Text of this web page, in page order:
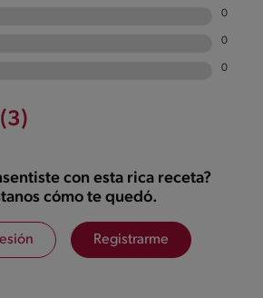
0
0
0
con esta rica receta?
cómo te quedó.
Registrarme